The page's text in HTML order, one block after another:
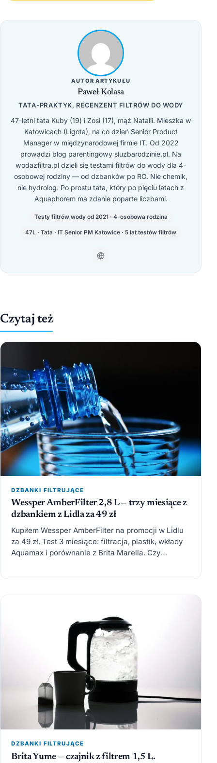
AUTOR ARTYKUŁU
Paweł Kolasa
TATA-PRAKTYK, RECENZENT FILTRÓW DO WODY
47-letni tata Kuby (19) i Zosi (17), mąż Natalii. Mieszka w
Katowicach (Ligota), na co dzień Senior Product
Manager w międzynarodowej firmie IT. Od 2022
prowadzi blog parentingowy sluzbarodzinie.pl. Na
wodazfiltra.pl dzieli się testami filtrów do wody dla 4-
osobowej rodziny — od dzbanków po RO. Nie chemik,
nie hydrolog. Po prostu tata, który po pięciu latach z
Aquaphorem ma zdanie poparte liczbami.
Testy filtrów wody od 2021 · 4-osobowa rodzina
47L · Tata · IT Senior PM Katowice · 5 lat testów filtrów
Czytaj też
DZBANKI FILTRUJĄCE
Wessper AmberFilter 2,8 L — trzy miesiące z
dzbankiem z Lidla za 49 zł
Kupiłem Wessper AmberFilter na promocji w Lidlu
za 49 zł. Test 3 miesiące: filtracja, plastik, wkłady
Aquamax i porównanie z Brita Marella. Czy
DZBANKI FILTRUJĄCE
Brita Yume — czajnik z filtrem 1,5 L.